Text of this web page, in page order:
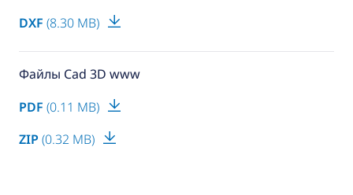
DXF (8.30 MB)
Файлы Cad 3D www
PDF (0.11 MB)
ZIP (0.32 MB)